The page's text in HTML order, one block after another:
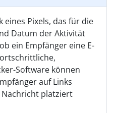
eines Pixels, das für die
Datum der Aktivität
ein Empfänger eine E-
Software können
auf Links
Nachricht platziert